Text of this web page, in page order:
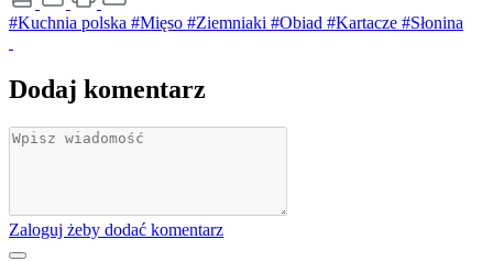
#Kuchnia polska #Mięso #Ziemniaki #Obiad #Kartacze #Słonina
Dodaj komentarz
Zaloguj żeby dodać komentarz